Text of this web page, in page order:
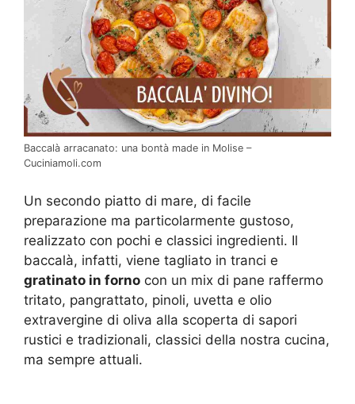
Baccalà arracanato: una bontà made in Molise –
Cuciniamoli.com
Un secondo piatto di mare, di facile
preparazione ma particolarmente gustoso,
realizzato con pochi e classici ingredienti. Il
baccalà, infatti, viene tagliato in tranci e
gratinato in forno con un mix di pane raffermo
tritato, pangrattato, pinoli, uvetta e olio
extravergine di oliva alla scoperta di sapori
rustici e tradizionali, classici della nostra cucina,
ma sempre attuali.